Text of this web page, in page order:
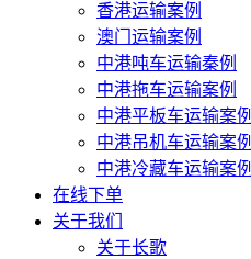
香港运输案例
澳门运输案例
中港吨车运输秦例
中港拖车运输案例
中港平板车运输案例
中港吊机车运输案例
中港冷藏车运输案例
在线下单
关于我们
关于长歌